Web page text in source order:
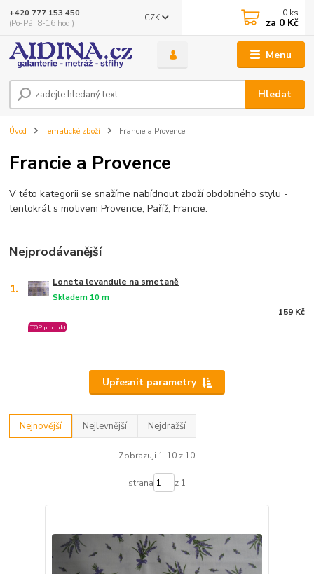
Menu
CZK
Hledat
+420 777 153 450
(Po-Pá, 8-16 hod.)
0 ks
za 0 Kč
Úvod Tematické zboží Francie a Provence
Francie a Provence
V této kategorii se snažíme nabídnout zboží obdobného stylu -
tentokrát s motivem Provence, Paříž, Francie.
Nejprodávanější
1. Loneta levandule na smetaně
Skladem 10 m
TOP produkt
159 Kč
Upřesnit parametry
Nejnovější Nejlevnější Nejdražší
Zobrazuji 1-10 z 10
strana z 1